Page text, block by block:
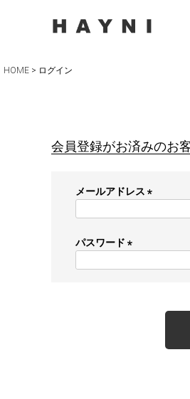
HOME ログイン
会員登録がお済みのお
メールアドレス
)
パスワード